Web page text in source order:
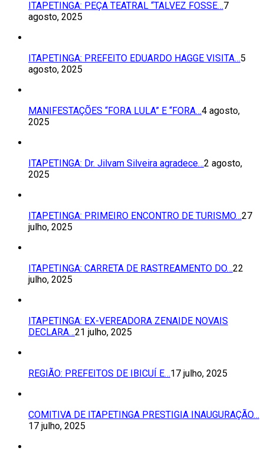
ITAPETINGA: PEÇA TEATRAL “TALVEZ FOSSE…7
agosto, 2025
ITAPETINGA: PREFEITO EDUARDO HAGGE VISITA…5
agosto, 2025
MANIFESTAÇÕES “FORA LULA” E “FORA…4 agosto,
2025
ITAPETINGA: Dr. Jilvam Silveira agradece…2 agosto,
2025
ITAPETINGA: PRIMEIRO ENCONTRO DE TURISMO…27
julho, 2025
ITAPETINGA: CARRETA DE RASTREAMENTO DO…22
julho, 2025
ITAPETINGA: EX-VEREADORA ZENAIDE NOVAIS
DECLARA…21 julho, 2025
REGIÃO: PREFEITOS DE IBICUÍ E…17 julho, 2025
COMITIVA DE ITAPETINGA PRESTIGIA INAUGURAÇÃO…
17 julho, 2025